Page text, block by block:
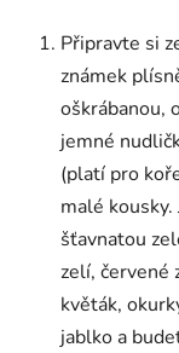
Připravte si
známek
oškrábanou,
jemné
(platí pro
malé
šťavnatou
zelí, červené
květák,
jablko a